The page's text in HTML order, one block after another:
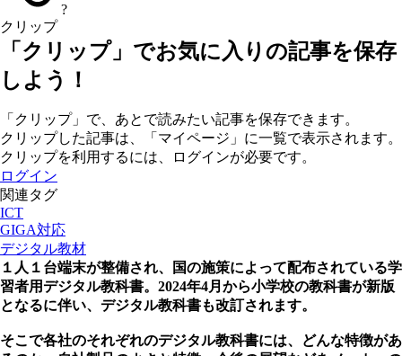
クリップ
?
「クリップ」でお気に入りの記事を保存
しよう！
「クリップ」で、あとで読みたい記事を保存できます。
クリップした記事は、「マイページ」に一覧で表示されます。
クリップを利用するには、ログインが必要です。
ログイン
関連タグ
ICT
GIGA対応
デジタル教材
１人１台端末が整備され、国の施策によって配布されている学
習者用デジタル教科書。2024年4月から小学校の教科書が新版
となるに伴い、デジタル教科書も改訂されます。
そこで各社のそれぞれのデジタル教科書には、どんな特徴があ